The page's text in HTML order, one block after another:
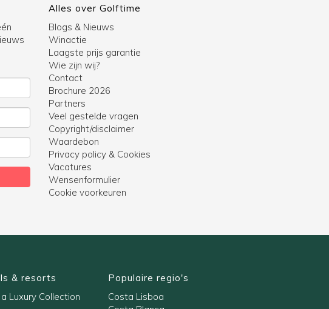
Alles over Golftime
Blogs & Nieuws
Winactie
Laagste prijs garantie
Wie zijn wij?
Contact
Brochure 2026
Partners
Veel gestelde vragen
Copyright/disclaimer
Waardebon
Privacy policy & Cookies
Vacatures
Wensenformulier
Cookie voorkeuren
& resorts
Luxury Collection
Populaire regio's
Costa Lisboa